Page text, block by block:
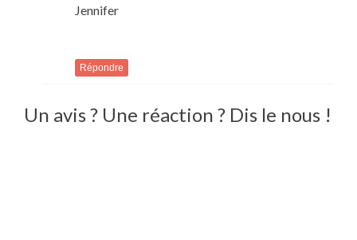
Jennifer
Répondre
Un avis ? Une réaction ? Dis le nous !